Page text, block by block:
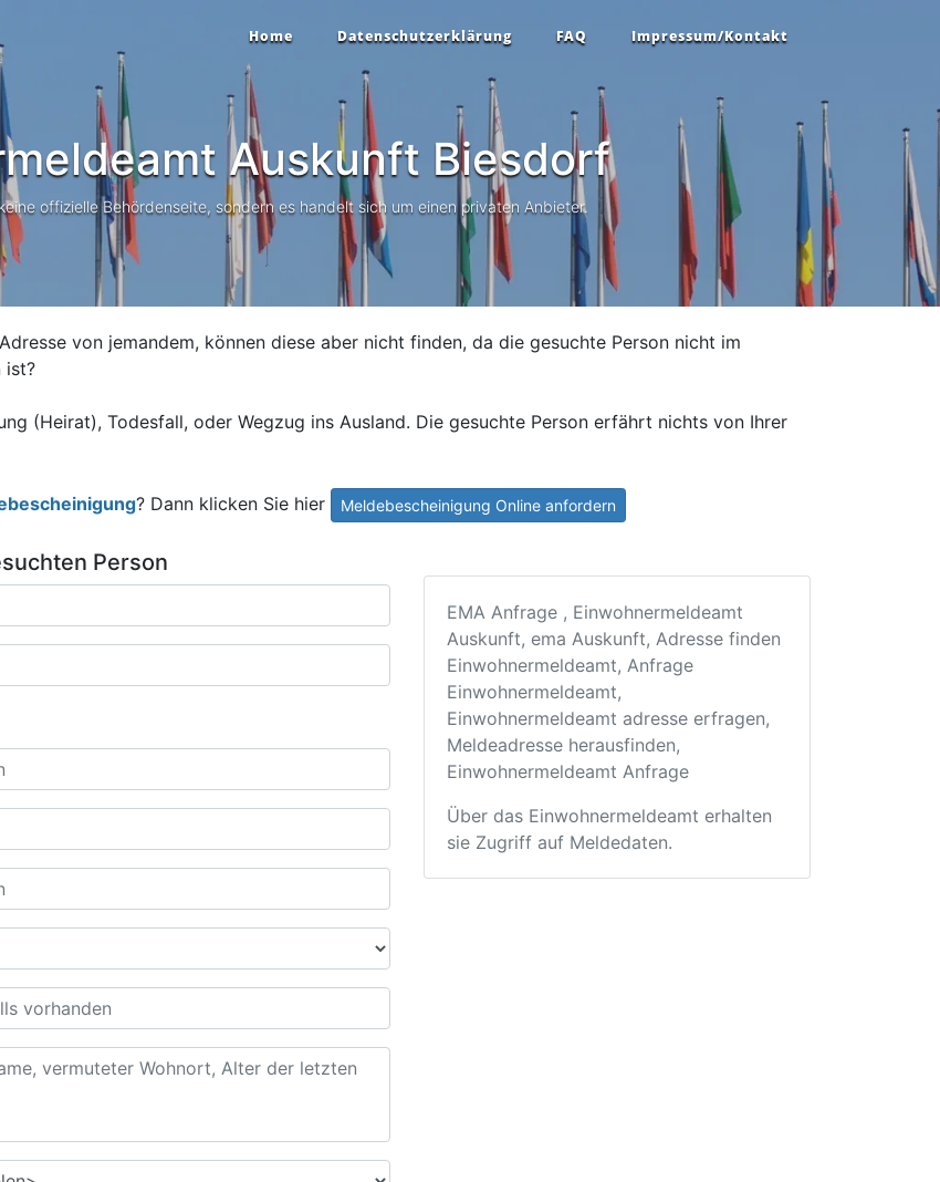
Home Datenschutzerklärung FAQ Impressum/Kontakt
Auskunft Biesdorf
offizielle Behördenseite, sondern es handelt sich um einen privaten Anbieter.
von jemandem, können diese aber nicht finden, da die gesuchte Person nicht im
ist?
(Heirat), Todesfall, oder Wegzug ins Ausland. Die gesuchte Person erfährt nichts von Ihrer
? Dann klicken Sie hier Meldebescheinigung Online anfordern
Person
EMA Anfrage , Einwohnermeldeamt
Auskunft, ema Auskunft, Adresse finden
Einwohnermeldeamt, Anfrage
Einwohnermeldeamt,
Einwohnermeldeamt adresse erfragen,
Meldeadresse herausfinden,
Einwohnermeldeamt Anfrage
Über das Einwohnermeldeamt erhalten
sie Zugriff auf Meldedaten.